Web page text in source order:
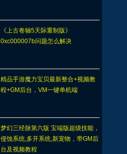
《上古卷轴5天际重制版》
0xc000007b问题怎么解决
精品手游魔力宝贝最新整合+视频教
程+GM后台，VM一键单机端
梦幻三经脉第六版 宝端版超级技能，
侵蚀系统,多开系统,新宠物，带GM后
台及视频教程